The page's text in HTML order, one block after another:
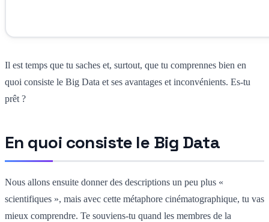
Il est temps que tu saches et, surtout, que tu comprennes bien en
quoi consiste le Big Data et ses avantages et inconvénients. Es-tu
prêt ?
En quoi consiste le Big Data
Nous allons ensuite donner des descriptions un peu plus «
scientifiques », mais avec cette métaphore cinématographique, tu vas
mieux comprendre. Te souviens-tu quand les membres de la